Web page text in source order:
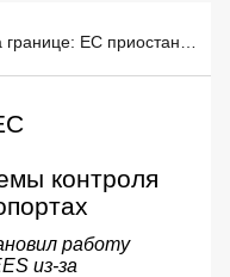
контроля
работу
из-за